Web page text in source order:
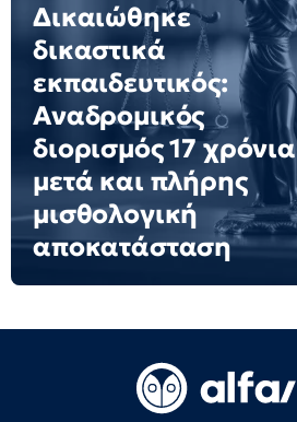
Δικαιώθηκε
δικαστικά
εκπαιδευτικός:
Αναδρομικός
διορισμός 17 χρόνια
μετά και πλήρης
μισθολογική
αποκατάσταση